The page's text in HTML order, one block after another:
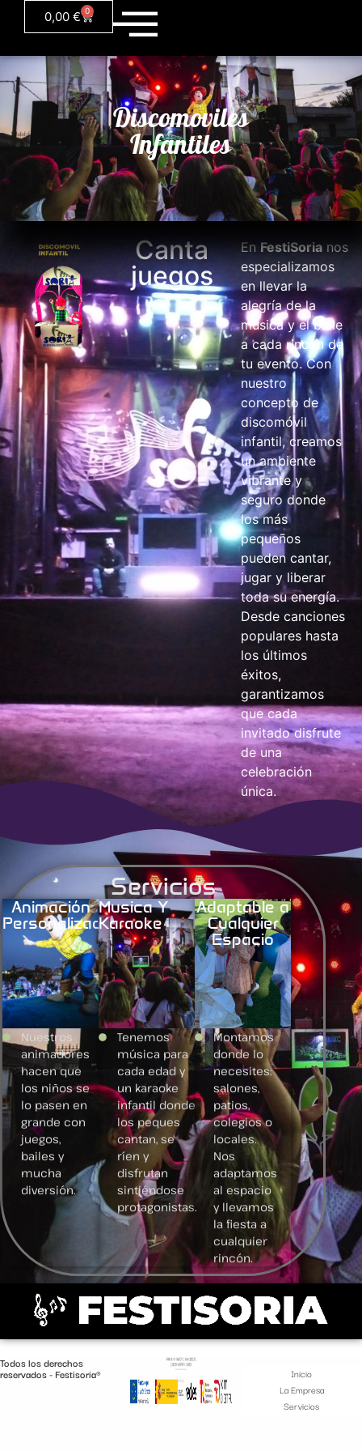
0,00 € 0
Discomoviles
Infantiles
Canta
juegos
En FestiSorianos
especializamos
en llevar la
alegría de la
música y el baile
a cada rincón de
tu evento. Con
nuestro
concepto de
discomóvil
infantil, creamos
un ambiente
vibrante y
seguro donde
los más
pequeños
pueden cantar,
jugar y liberar
toda su energía.
Desde canciones
populares hasta
los últimos
éxitos,
garantizamos
que cada
invitado disfrute
de una
celebración
única.
Servicios
Animación
Personalizada
Nuestros
animadores
hacen que
los niños se
lo pasen en
grande con
juegos,
bailes y
mucha
diversión.
Musica Y
Karaoke
Tenemos
música para
cada edad y
un karaoke
infantil donde
los peques
cantan, se
ríen y
disfrutan
sintiéndose
protagonistas.
Adaptable a
Cualquier
Espacio
Montamos
donde lo
necesites:
salones,
patios,
colegios o
locales.
Nos
adaptamos
al espacio
y llevamos
la fiesta a
cualquier
rincón.
Todos los derechos
reservados - Festisoria®
Inicio
La Empresa
Servicios